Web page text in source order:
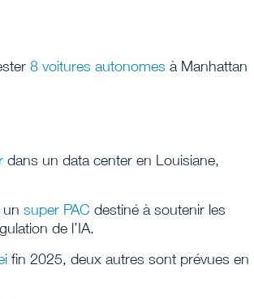
8 voitures autonomes à Manhattan
dans un data center en Louisiane,
un super PAC destiné à soutenir les
de l’IA.
fin 2025, deux autres sont prévues en